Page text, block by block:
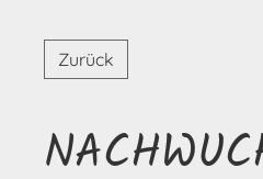
Zurück